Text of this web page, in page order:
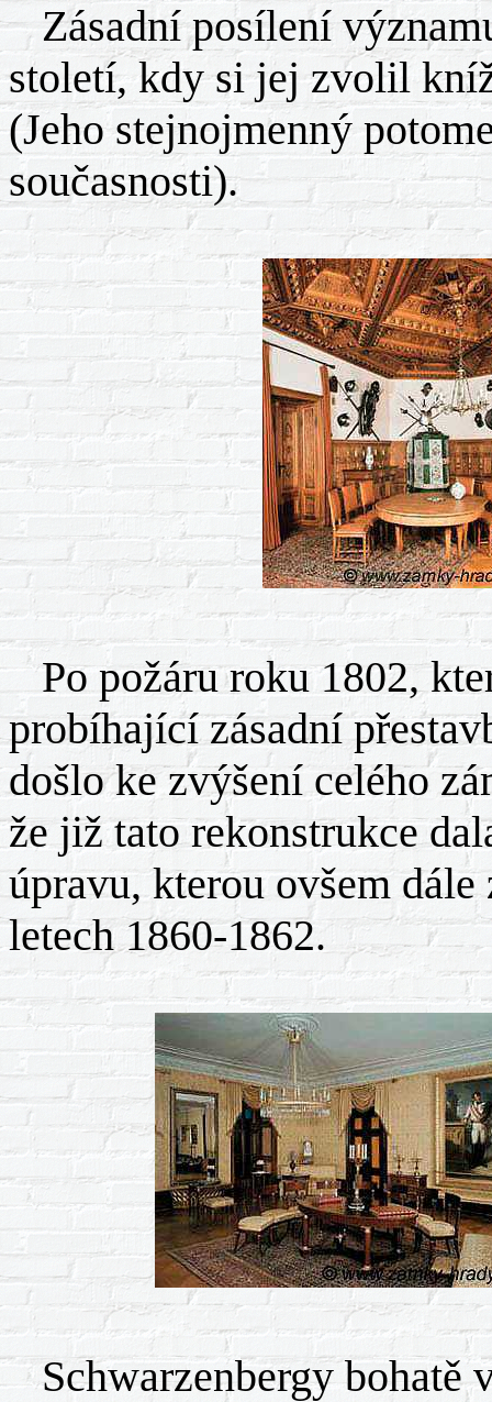
Zásadní posílení
století, kdy si jej zvolil
(Jeho stejnojmenný
současnosti).
Po požáru roku 1802,
probíhající zásadní
došlo ke zvýšení celého
že již tato rekonstrukce
úpravu, kterou ovšem
letech 1860-1862.
Schwarzenbergy bohatě